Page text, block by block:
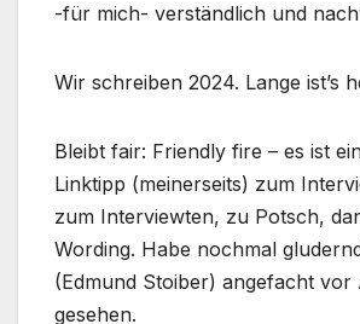
-für mich- verständlich und
Wir schreiben 2024. Lange ist’s
Bleibt fair: Friendly fire – es ist
Linktipp (meinerseits) zum
zum Interviewten, zu Potsch,
Wording. Habe nochmal
(Edmund Stoiber) angefacht vor
gesehen.